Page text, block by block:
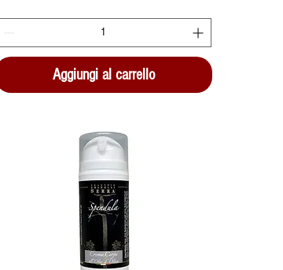
Aggiungi al carrello